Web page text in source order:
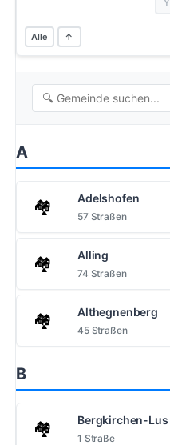
Y
Alle ↑
A
🏘️ Adelshofen
57 Straßen
🏘️ Alling
74 Straßen
🏘️ Althegnenberg
45 Straßen
B
🏘️ Bergkirchen-Lus
1 Straße